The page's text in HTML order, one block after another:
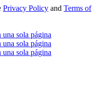
Privacy Policy and Terms of